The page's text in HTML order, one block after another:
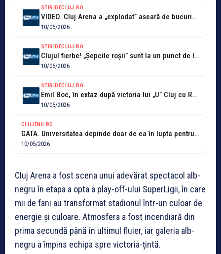
STIRIDECLUJ.RO
VIDEO. Cluj Arena a „explodat” aseară de bucuria fanilor de la „U”...
10/05/2026
STIRIDECLUJ.RO
Clujul fierbe! „Șepcile roșii” sunt la un punct de lider, iar eroul...
10/05/2026
STIRIDECLUJ.RO
Emil Boc, în extaz după victoria lui „U” Cluj cu Rapid: „Privim...
10/05/2026
CLUJENII.RO
GATA. Universitatea depinde doar de ea în lupta pentru titlu! „U” Cluj...
10/05/2026
Cluj Arena a fost scena unui adevărat spectacol alb-
negru în etapa a opta a play-off-ului SuperLigii, în care
mii de fani au transformat stadionul într-un culoar de
energie și culoare. Atmosfera a fost incendiară din
prima secundă până în ultimul fluier, iar galeria alb-
negru a împins echipa spre victoria-țintă.